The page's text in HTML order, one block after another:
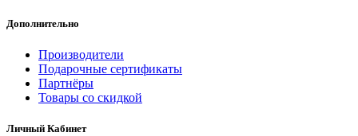
Дополнительно
Производители
Подарочные сертификаты
Партнёры
Товары со скидкой
Личный Кабинет